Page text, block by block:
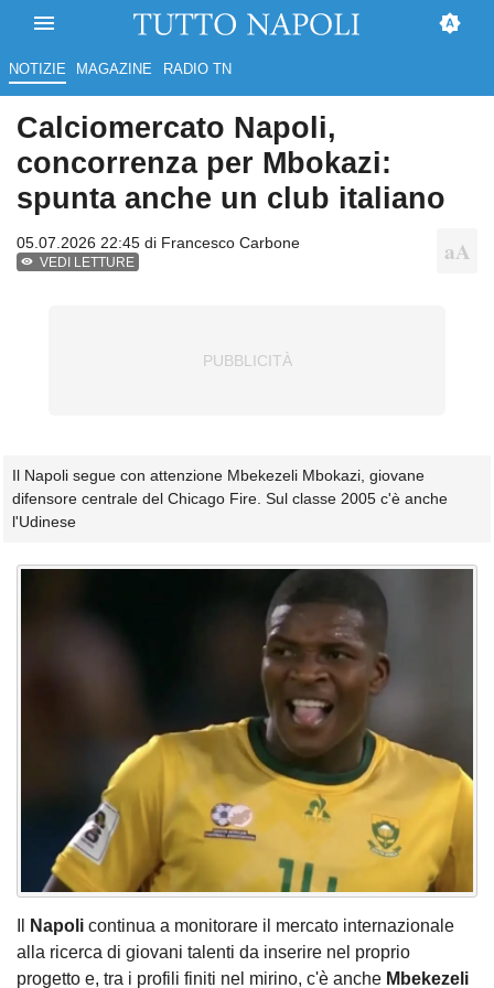
NOTIZIE MAGAZINE RADIO TN
Calciomercato Napoli,
concorrenza per Mbokazi:
spunta anche un club italiano
05.07.2026 22:45 di Francesco Carbone
VEDI LETTURE
Il Napoli segue con attenzione Mbekezeli Mbokazi, giovane
difensore centrale del Chicago Fire. Sul classe 2005 c'è anche
l'Udinese
Napoli continua a monitorare il mercato internazionale
alla ricerca di giovani talenti da inserire nel proprio
progetto e, tra i profili finiti nel mirino, c'è anche Mbekezeli